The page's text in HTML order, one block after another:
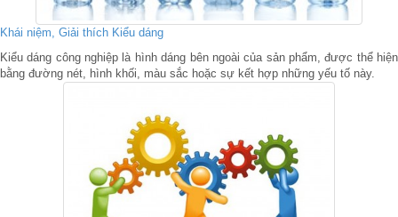
Khái niệm, Giải thích Kiểu dáng
Kiểu dáng công nghiệp là hình dáng bên ngoài của sản phẩm, được thể hiện
bằng đường nét, hình khối, màu sắc hoặc sự kết hợp những yếu tố này.